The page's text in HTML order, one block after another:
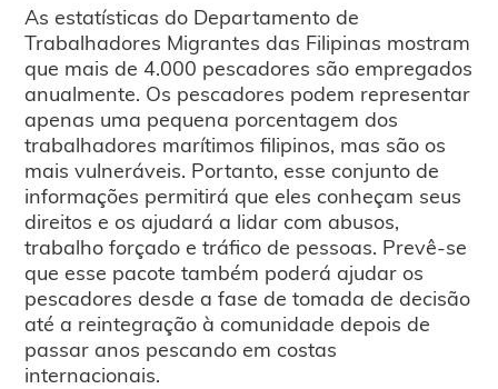
As estatísticas do Departamento de
Trabalhadores Migrantes das Filipinas mostram
que mais de 4.000 pescadores são empregados
anualmente. Os pescadores podem representar
apenas uma pequena porcentagem dos
trabalhadores marítimos filipinos, mas são os
mais vulneráveis. Portanto, esse conjunto de
informações permitirá que eles conheçam seus
direitos e os ajudará a lidar com abusos,
trabalho forçado e tráfico de pessoas. Prevê-se
que esse pacote também poderá ajudar os
pescadores desde a fase de tomada de decisão
até a reintegração à comunidade depois de
passar anos pescando em costas
internacionais.